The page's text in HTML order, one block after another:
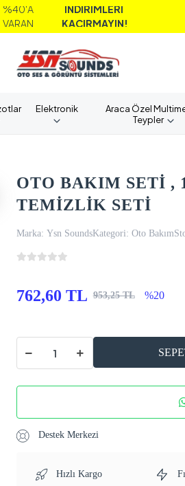
İNDİRİMLERİ
KAÇIRMAYIN!
Elektronik
Araca Özel
Teypler
OTO BAKIM SETİ ,
TEMİZLİK SETİ
Marka: Ysn SoundsKategori: Oto Bakım
762,60 TL 953,25 TL %20
Destek Merkezi
Hızlı Kargo